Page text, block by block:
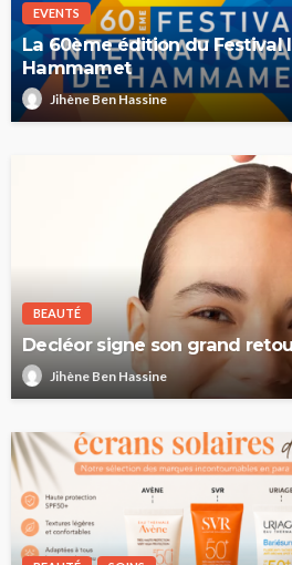
EVENTS
La 60ème édition du Festival
Hammamet
Jihène Ben Hassine
BEAUTÉ
Decléor signe son grand
Jihène Ben Hassine